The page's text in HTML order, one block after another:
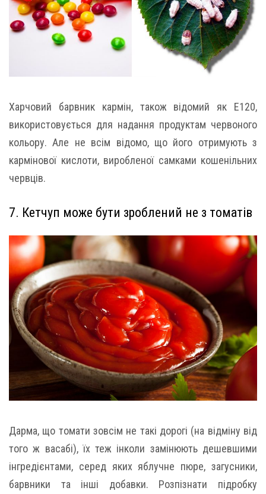
Харчовий барвник кармін, також відомий як E120,
використовується для надання продуктам червоного
кольору. Але не всім відомо, що його отримують з
кармінової кислоти, виробленої самками кошенільних
червців.
7. Кетчуп може бути зроблений не з томатів
Дарма, що томати зовсім не такі дорогі (на відміну від
того ж васабі), їх теж інколи замінюють дешевшими
інгредієнтами, серед яких яблучне пюре, загусники,
барвники та інші добавки. Розпізнати підробку